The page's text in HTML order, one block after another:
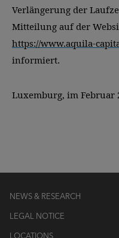
Verlängerung der
Mitteilung auf der
https://www.aquila-
informiert.
Luxemburg, im Februar
NEWS & RESEARCH
LEGAL NOTICE
LOCATIONS